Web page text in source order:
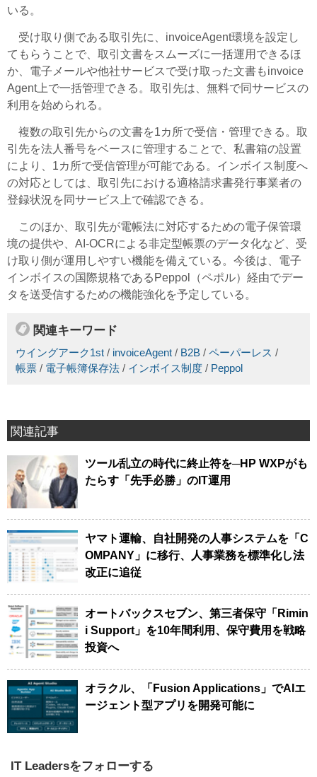
いる。
受け取り側である取引先に、invoiceAgent環境を設定し
てもらうことで、取引文書をスムーズに一括運用できるほ
か、電子メールや他社サービスで受け取った文書もinvoice
Agent上で一括管理できる。取引先は、無料で同サービスの
利用を始められる。
複数の取引先からの文書を1カ所で受信・管理できる。取
引先を法人番号をベースに管理することで、私書箱の設置
により、1カ所で受信管理が可能である。インボイス制度へ
の対応としては、取引先における適格請求書発行事業者の
登録状況を同サービス上で確認できる。
このほか、取引先が電帳法に対応するための電子保管環
境の提供や、AI-OCRによる非定型帳票のデータ化など、受
け取り側が運用しやすい機能を備えている。今後は、電子
インボイスの国際規格であるPeppol（ペポル）経由でデー
タを送受信するための機能強化を予定している。
関連キーワード
ウイングアーク1st / invoiceAgent / B2B / ペーパーレス /
帳票 / 電子帳簿保存法 / インボイス制度 / Peppol
関連記事
ツール乱立の時代に終止符を─HP WXPがも
たらす「先手必勝」のIT運用
ヤマト運輸、自社開発の人事システムを「C
OMPANY」に移行、人事業務を標準化し法
改正に追従
オートバックスセブン、第三者保守「Rimin
i Support」を10年間利用、保守費用を戦略
投資へ
オラクル、「Fusion Applications」でAIエ
ージェント型アプリを開発可能に
IT Leadersをフォローする